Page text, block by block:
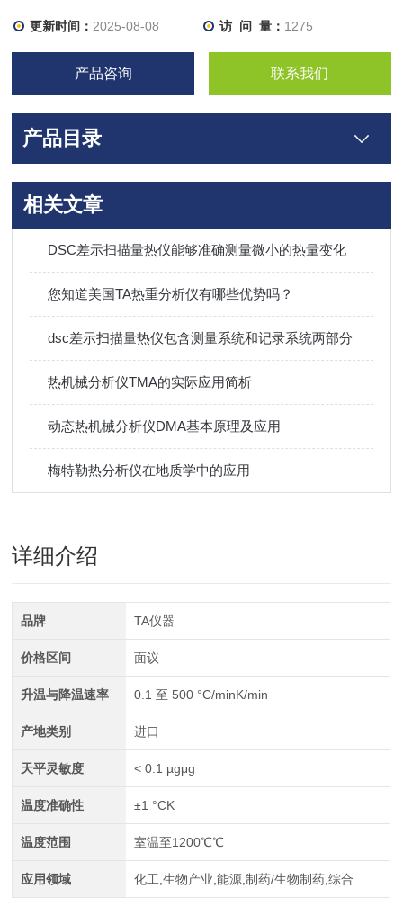
更新时间： 2025-08-08 访 问 量： 1275
产品咨询 联系我们
产品目录
相关文章
DSC差示扫描量热仪能够准确测量微小的热量变化
您知道美国TA热重分析仪有哪些优势吗？
dsc差示扫描量热仪包含测量系统和记录系统两部分
热机械分析仪TMA的实际应用简析
动态热机械分析仪DMA基本原理及应用
梅特勒热分析仪在地质学中的应用
详细介绍
品牌 TA仪器
价格区间 面议
升温与降温速率 0.1 至 500 °C/minK/min
产地类别 进口
天平灵敏度 < 0.1 µgμg
温度准确性 ±1 °CK
温度范围 室温至1200℃℃
应用领域 化工,生物产业,能源,制药/生物制药,综合